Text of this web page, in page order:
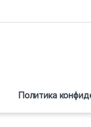
Политика